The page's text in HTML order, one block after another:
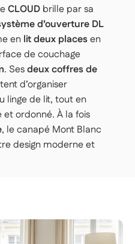
CLOUD brille par sa
d’ouverture DL
en lit deux placesen
de couchage
. Sesdeux coffres de
d’organiser
linge de lit, tout en
ordonné. À la fois
, le canapé Mont Blanc
design moderne et